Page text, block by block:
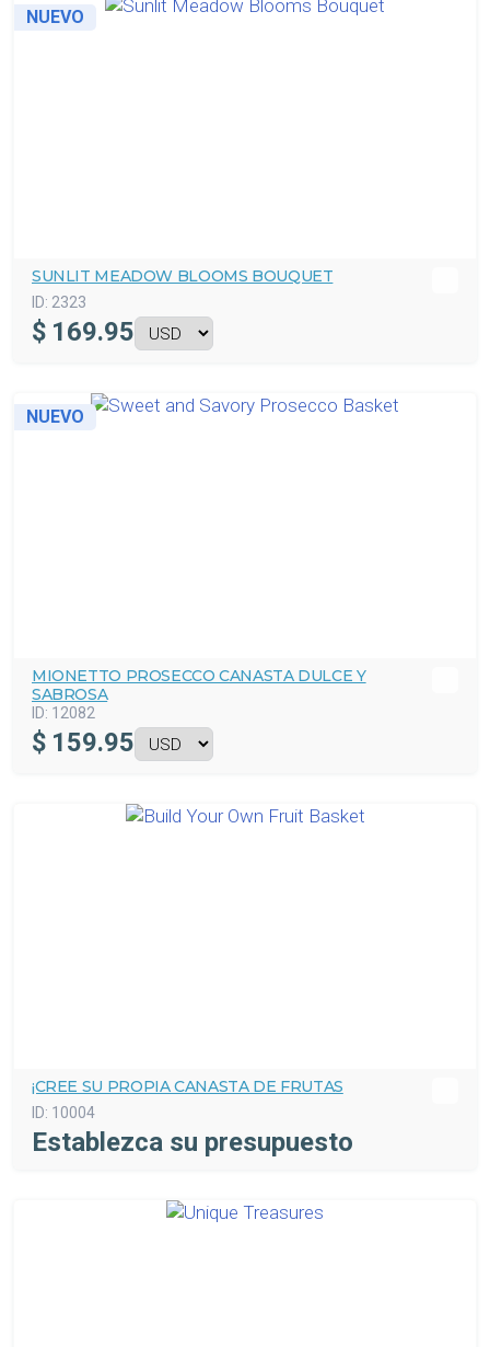
NUEVO
SUNLIT MEADOW BLOOMS BOUQUET
ID: 2323
$ 169.95
NUEVO
MIONETTO PROSECCO CANASTA DULCE Y
SABROSA
ID: 12082
$ 159.95
¡CREE SU PROPIA CANASTA DE FRUTAS
ID: 10004
Establezca su presupuesto